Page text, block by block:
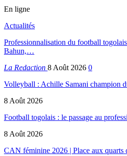
En ligne
Actualités
Professionnalisation du football
Bahun,…
La Redaction 8 Août 2026 0
Volleyball : Achille Samani champion
8 Août 2026
Football togolais : le passage au
8 Août 2026
CAN féminine 2026 | Place aux quarts